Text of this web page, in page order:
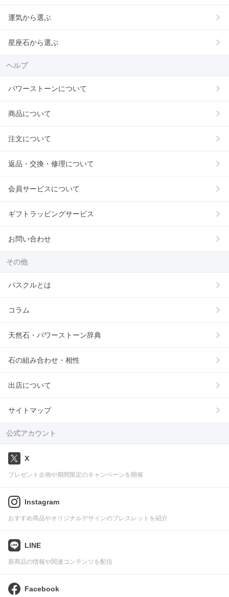
運気から選ぶ
星座石から選ぶ
ヘルプ
パワーストーンについて
商品について
注文について
返品・交換・修理について
会員サービスについて
ギフトラッピングサービス
お問い合わせ
その他
パスクルとは
コラム
天然石・パワーストーン辞典
石の組み合わせ・相性
出店について
サイトマップ
公式アカウント
X
プレゼント企画や期間限定のキャンペーンを開催
Instagram
おすすめ商品やオリジナルデザインのブレスレットを紹介
LINE
新商品の情報や関連コンテンツを配信
Facebook